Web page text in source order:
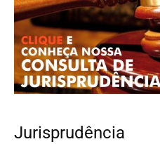
Jurisprudência